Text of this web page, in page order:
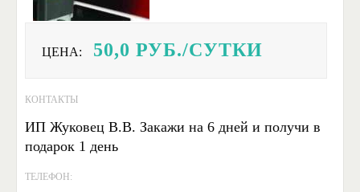
ЦЕНА: 50,0 РУБ./СУТКИ
КОНТАКТЫ
ИП Жуковец В.В. Закажи на 6 дней и получи в
подарок 1 день
ТЕЛЕФОН: